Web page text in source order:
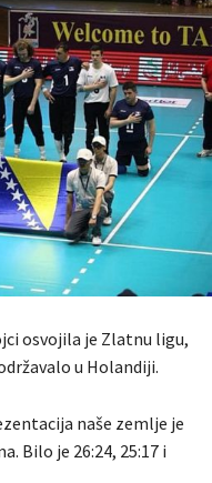
osvojila je Zlatnu ligu,
u Holandiji.
naše zemlje je
Bilo je 26:24, 25:17 i